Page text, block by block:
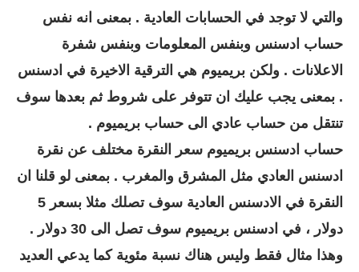
والتي لا توجد في الحسابات العادية . بمعنى انه نفس
حساب ادسنس وبنفس المعلومات وبنفس شفرة
الاعلانات . ولكن بريميوم هي الترقية الاخيرة في ادسنس
. بمعنى يجب عليك ان تتوفر على شروط ثم بعدها سوف
تنتقل من حساب عادي الى حساب بريميوم .
حساب ادسنس بريميوم سعر النقرة مختلف عن نقرة
ادسنس العادي مثل المشرق والمغرب . بمعنى لو قلنا ان
النقرة في الادسنس العادية سوف تصلك مثلا بسعر 5
دولار ، في ادسنس بريميوم سوف تصل الى 30 دولار .
وهذا مثال فقط وليس هناك نسبة مئوية كما يدعي العديد